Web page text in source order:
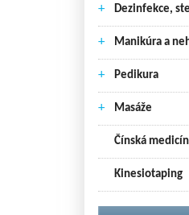
+ Dezinfekce,
+ Manikúra a
+ Pedikura
+ Masáže
Čínská
Kinesiotaping